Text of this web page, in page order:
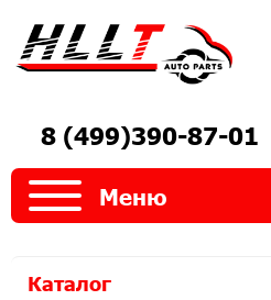
8 (499)390-87-01
Меню
Каталог